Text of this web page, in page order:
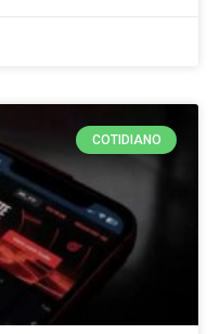
COTIDIANO